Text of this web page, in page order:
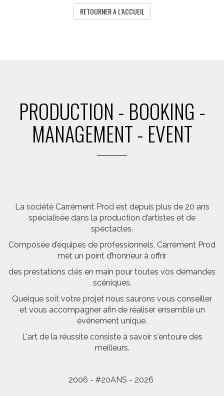
RETOURNER A L'ACCUEIL
PRODUCTION - BOOKING -
MANAGEMENT - EVENT
La société Carrément Prod est depuis plus de 20 ans
spécialisée dans la production d’artistes et de
spectacles.
Composée d’équipes de professionnels, Carrément Prod
met un point d’honneur à offrir
des prestations clés en main pour toutes vos demandes
scéniques.
Quelque soit votre projet nous saurons vous conseiller
et vous accompagner afin de réaliser ensemble un
évènement unique.
L'art de la réussite consiste à savoir s'entoure des
meilleurs.
2006 - #20ANS - 2026